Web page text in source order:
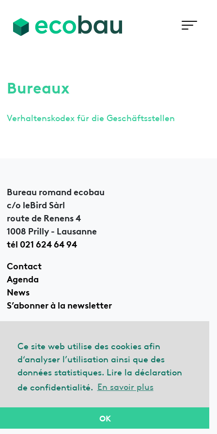
Ce site web utilise des cookies afin
d‘analyser l’utilisation ainsi que des
données statistiques. Lire la déclaration
de confidentialité. En savoir plus
OK
Bureaux
Verhaltenskodex für die Geschäftsstellen
Bureau romand ecobau
c/o leBird Sàrl
route de Renens 4
1008 Prilly - Lausanne
tél 021 624 64 94
Contact
Agenda
News
S’abonner à la newsletter
Linkedin
© 2026 ecobau
Déclaration de confidentialité